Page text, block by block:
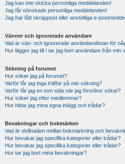
Jag kan inte skicka personliga meddelanden!
Jag får oönskade personliga meddelanden!
Jag har fått skräppost eller anstötliga e-
Vänner och ignorerade användare
Vad är vän- och ignorerade användarelistan för
Hur lägger jag till / tar jag bort användare från min
Sökning på forumet
Hur söker jag på forumet?
Varför får jag inga träffar på min sökning?
Varför får jag en tom sida när jag försöker söka!?
Hur söker jag efter medlemmar?
Hur hittar jag mina egna inlägg och trådar?
Bevakningar och bokmärken
Vad är skillnaden mellan bokmärkning och
Hur bevakar jag specifika kategorier eller trådar?
Hur bevakar jag specifika kategorier eller trådar?
Hur tar jag bort mina bevakningar?